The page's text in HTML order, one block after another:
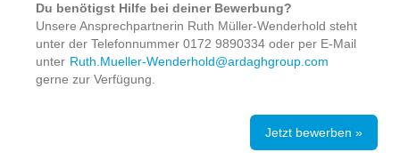
Du benötigst Hilfe bei deiner Bewerbung?
Unsere Ansprechpartnerin Ruth Müller-Wenderhold steht
unter der Telefonnummer 0172 9890334 oder per E-Mail
unter Ruth.Mueller-Wenderhold@ardaghgroup.com
gerne zur Verfügung.
Jetzt bewerben »